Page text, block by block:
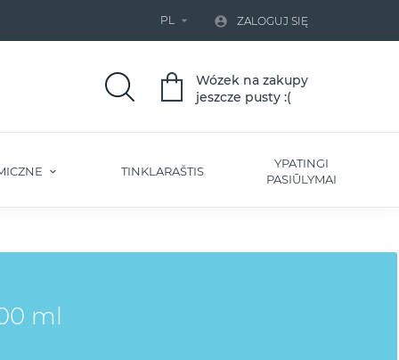
PL   ZALOGUJ SIĘ
Wózek na zakupy
jeszcze pusty :(
TINKLARAŠTIS
YPATINGI
PASIŪLYMAI
ml